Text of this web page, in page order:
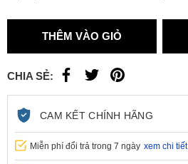
THÊM VÀO GIỎ
CHIA SẺ:
CAM KẾT CHÍNH HÃNG
Miễn phí đổi trả trong 7 ngày xem chi tiết